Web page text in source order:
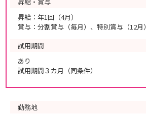
昇給：年1回（4月）
賞与：分割賞与（毎月）、特別賞与（12月）
試用期間
あり
試用期間３カ月（同条件）
勤務地